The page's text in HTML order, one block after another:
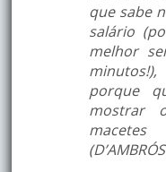
que sabe
salário
melhor
porque
mostrar